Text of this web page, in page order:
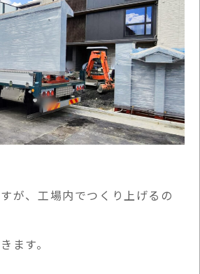
が、工場内でつくり上げるの
ます。